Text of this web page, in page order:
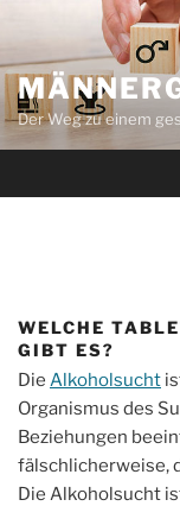
Inhalt
springen
Der Weg zu einem
WELCHE
GIBT ES?
Die Alkoholsucht
Organismus des
Beziehungen
fälschlicherweise,
Die Alkoholsucht